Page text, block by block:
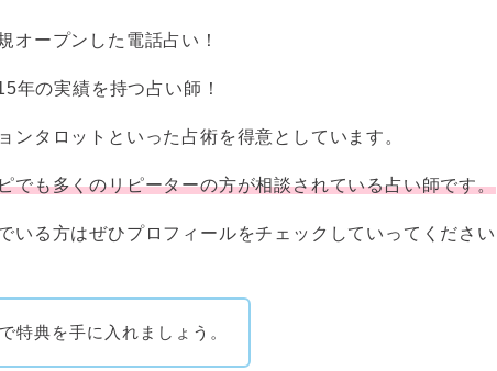
オープンした電話占い！
年の実績を持つ占い師！
ンタロットといった占術を得意としています。
でも多くのリピーターの方が相談されている占い師です。
いる方はぜひプロフィールをチェックしていってください
特典を手に入れましょう。